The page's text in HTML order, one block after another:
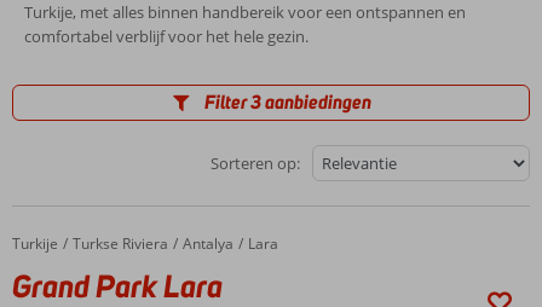
Turkije, met alles binnen handbereik voor een ontspannen en
comfortabel verblijf voor het hele gezin.
Filter 3 aanbiedingen
Sorteren op:
Home
Turkije Turkse Riviera Antalya Lara
Grand Park Lara
Grand Park Lara